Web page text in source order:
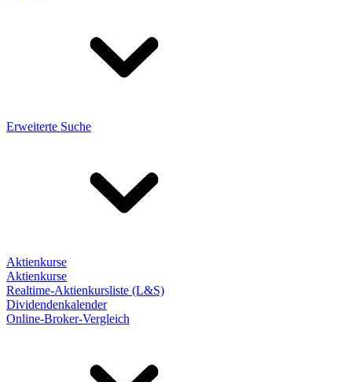
Erweiterte Suche
Aktienkurse
Aktienkurse
Realtime-Aktienkursliste (L&S)
Dividendenkalender
Online-Broker-Vergleich